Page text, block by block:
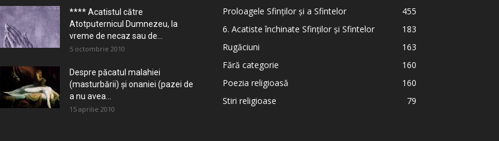
**** Acatistul către
Atotputernicul Dumnezeu, la
vreme de necaz sau de...
5 octombrie 2010
Despre păcatul malahiei
(masturbării) şi onaniei (pazei de
a nu avea...
15 aprilie 2010
Proloagele Sfinților și a Sfintelor
455
6. Acatiste închinate Sfinților și Sfintelor
183
Rugăciuni
163
Fără categorie
160
Poezia religioasă
160
Stiri religioase
79